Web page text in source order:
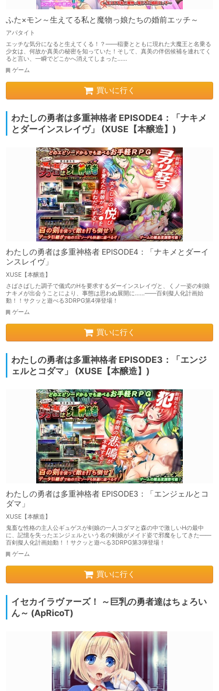
ふた×モン～生えてる私と魔物っ娘たちの婚前エッチ～
アパタイト
エッチな気分になると生えてくる！？――稲妻とともに現れた大魔王と名乗る
少女は、何故か真美の秘密を知っていた！そして、真美の伴侶候補を連れてく
ると言い、一瞬でどこかへ消えてしまった……
ゲーム
買いに行く
わたしの勇者は多重神格者 EPISODE4：「ナキメ
とダーインスレイヴ」 (XUSE【本醸造】)
わたしの勇者は多重神格者 EPISODE4：「ナキメとダーイ
ンスレイヴ」
XUSE【本醸造】
さばさばした調子で儀式のHを要求するダーインスレイヴと、くノ一姿の剣娘
ナキメが出会うことにより、事態は思わぬ展開に……――百剣擬人化計画始
動！！サクッと遊べる3DRPG第4弾登場！
ゲーム
買いに行く
わたしの勇者は多重神格者 EPISODE3：「エンジ
ェルとコダマ」 (XUSE【本醸造】)
わたしの勇者は多重神格者 EPISODE3：「エンジェルとコ
ダマ」
XUSE【本醸造】
鬼畜な性格の主人公ギュゲスが剣娘の一人コダマと森の中で激しいHの最中
に、記憶を失ったエンジェルという名の剣娘がメイド姿で邪魔をしてきた――
百剣擬人化計画始動！！サクッと遊べる3DRPG第3弾登場！
ゲーム
買いに行く
イセカイラヴァーズ！ ～巨乳の勇者達はちょろい
ん～ (ApRicoT)